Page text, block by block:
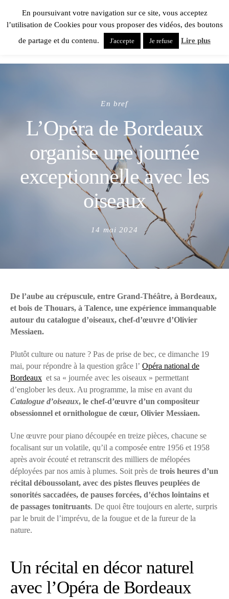
En bref
L’Opéra de Bordeaux
organise une journée
exceptionnelle avec les
oiseaux
Posted
14 mai 2024
De l’aube au crépuscule, entre Grand-Théâtre, à Bordeaux,
et bois de Thouars, à Talence, une expérience immanquable
autour du catalogue d’oiseaux, chef-d’œuvre d’Olivier
Messiaen.
Plutôt culture ou nature ? Pas de prise de bec, ce dimanche 19
mai, pour répondre à la question grâce l’ Opéra national de
Bordeaux et sa « journée avec les oiseaux » permettant
d’englober les deux. Au programme, la mise en avant du
Catalogue d’oiseaux, le chef-d’œuvre d’un compositeur
obsessionnel et ornithologue de cœur, Olivier Messiaen.
Une œuvre pour piano découpée en treize pièces, chacune se
focalisant sur un volatile, qu’il a composée entre 1956 et 1958
après avoir écouté et retranscrit des milliers de mélopées
déployées par nos amis à plumes. Soit près de trois heures d’un
récital déboussolant, avec des pistes fleuves peuplées de
sonorités saccadées, de pauses forcées, d’échos lointains et
de passages tonitruants. De quoi être toujours en alerte, surpris
par le bruit de l’imprévu, de la fougue et de la fureur de la
nature.
Un récital en décor naturel
avec l’Opéra de Bordeaux
En poursuivant votre navigation sur ce site, vous acceptez
l’utilisation de Cookies pour vous proposer des vidéos, des boutons
de partage et du contenu.
J'accepte Je refuse Lire plus